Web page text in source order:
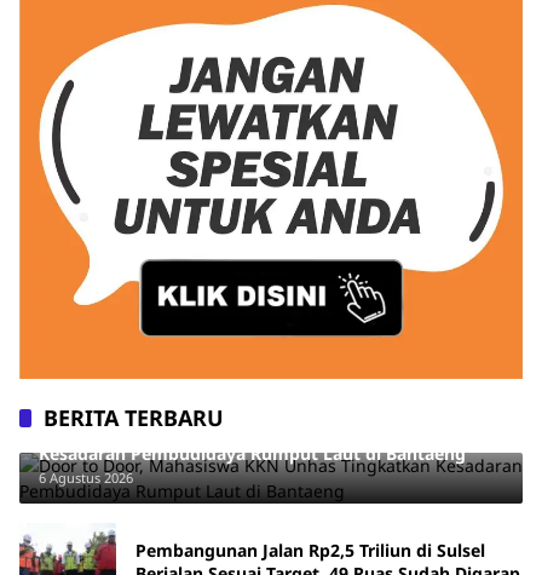
BERITA TERBARU
Door to Door, Mahasiswa KKN Unhas Tingkatkan
Kesadaran Pembudidaya Rumput Laut di Bantaeng
6 Agustus 2026
Pembangunan Jalan Rp2,5 Triliun di Sulsel